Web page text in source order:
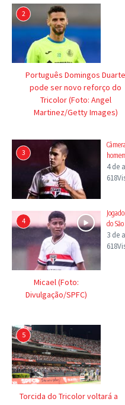
2
Português Domingos Duarte
pode ser novo reforço do
Tricolor (Foto: Angel
Martinez/Getty Images)
3
4 de
4
Micael (Foto:
Divulgação/SPFC)
do
3 de
5
Torcida do Tricolor voltará a